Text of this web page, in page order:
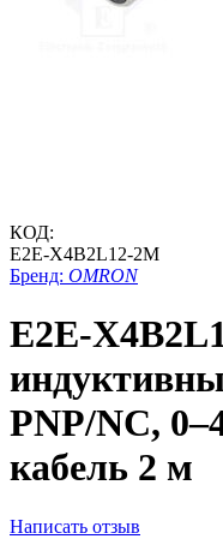
КОД:
E2E-X4B2L12-2M
Бренд: OMRON
E2E-
PNP/NC,
кабель 2 м
Написать отзыв